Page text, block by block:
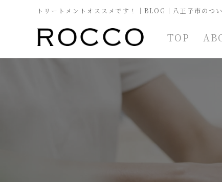
トリートメントオススメです！｜BLOG｜八王子市のつ
TOP